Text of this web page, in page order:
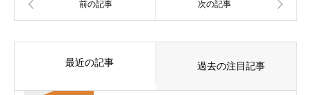
最近の記事 過去の注目記事